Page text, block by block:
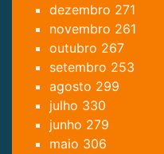
dezembro 271
novembro 261
outubro 267
setembro 253
agosto 299
julho 330
junho 279
maio 306